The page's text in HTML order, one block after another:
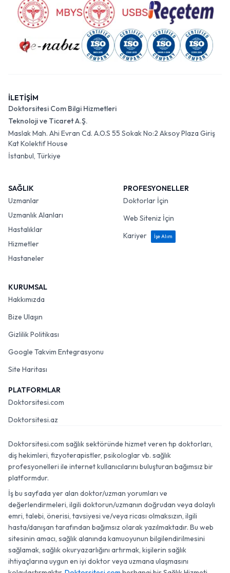
İLETİŞİM
Doktorsitesi Com Bilgi Hizmetleri
Teknoloji ve Ticaret A.Ş.
Maslak Mah. Ahi Evran Cd. A.O.S 55 Sokak No:2 Aksoy Plaza Giriş
Kat Kolektif House
İstanbul, Türkiye
SAĞLIK
Uzmanlar
Uzmanlık Alanları
Hastalıklar
Hizmetler
Hastaneler
PROFESYONELLER
Doktorlar İçin
Web Siteniz İçin
Kariyer
İşe Alım
KURUMSAL
Hakkımızda
Bize Ulaşın
Gizlilik Politikası
Google Takvim Entegrasyonu
Site Haritası
PLATFORMLAR
Doktorsitesi.com
Doktorsitesi.az
Doktorsitesi.com sağlık sektöründe hizmet veren tıp doktorları,
diş hekimleri, fizyoterapistler, psikologlar vb. sağlık
profesyonelleri ile internet kullanıcılarını buluşturan bağımsız bir
platformdur.
İş bu sayfada yer alan doktor/uzman yorumları ve
değerlendirmeleri, ilgili doktorun/uzmanın doğrudan veya dolaylı
emri, talebi, önerisi, tavsiyesi ve/veya ricası olmaksızın, ilgili
hasta/danışan tarafından bağımsız olarak yazılmaktadır. Bu web
sitesinin amacı, sağlık alanında kamuoyunun bilgilendirilmesini
sağlamak, sağlık okuryazarlığını artırmak, kişilerin sağlık
ihtiyaçlarına uygun en iyi doktor veya uzmana ulaşmasını